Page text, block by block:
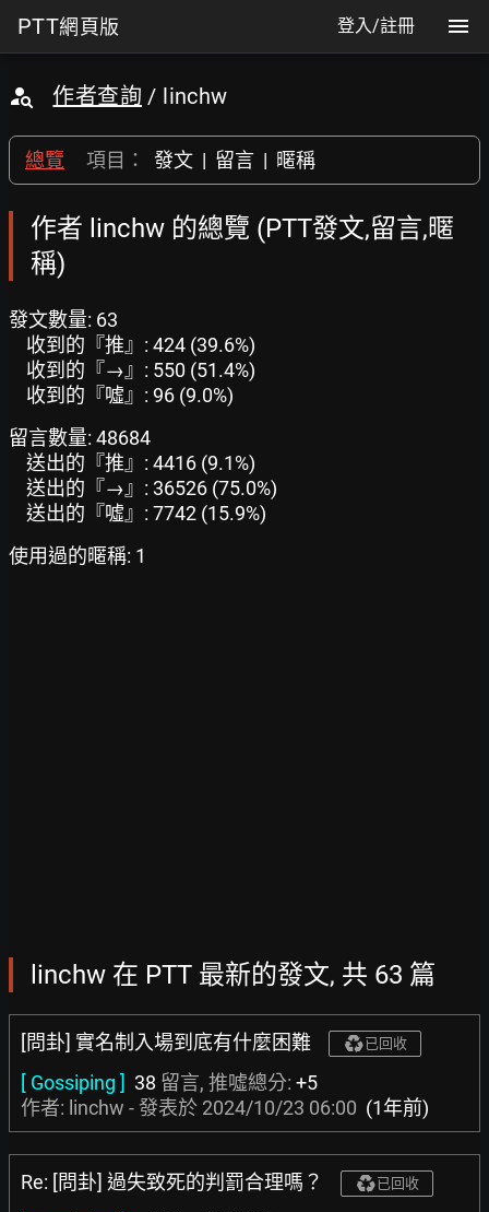
PTT網頁版 登入/註冊
作者查詢 / linchw
總覽 項目： 發文 | 留言 | 暱稱
作者 linchw 的總覽 (PTT發文,留言,暱
稱)
發文數量: 63
收到的『推』: 424 (39.6%)
收到的『→』: 550 (51.4%)
收到的『噓』: 96 (9.0%)
留言數量: 48684
送出的『推』: 4416 (9.1%)
送出的『→』: 36526 (75.0%)
送出的『噓』: 7742 (15.9%)
使用過的暱稱: 1
linchw 在 PTT 最新的發文, 共 63 篇
[問卦] 實名制入場到底有什麼困難 已回收
[ Gossiping ] 38 留言, 推噓總分: +5
作者: linchw - 發表於 2024/10/23 06:00 (1年前)
Re: [問卦] 過失致死的判罰合理嗎？ 已回收